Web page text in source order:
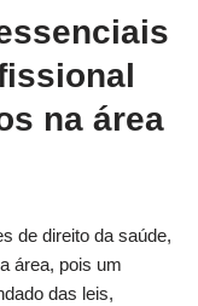
na área
de direito da saúde,
área, pois um
das leis,